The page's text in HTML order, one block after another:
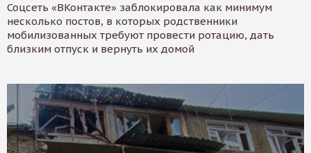
Соцсеть «ВКонтакте» заблокировала как минимум
несколько постов, в которых родственники
мобилизованных требуют провести ротацию, дать
близким отпуск и вернуть их домой